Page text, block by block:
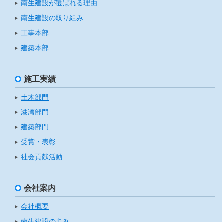
南生建設が選ばれる理由
南生建設の取り組み
工事本部
建築本部
施工実績
土木部門
港湾部門
建築部門
受賞・表彰
社会貢献活動
会社案内
会社概要